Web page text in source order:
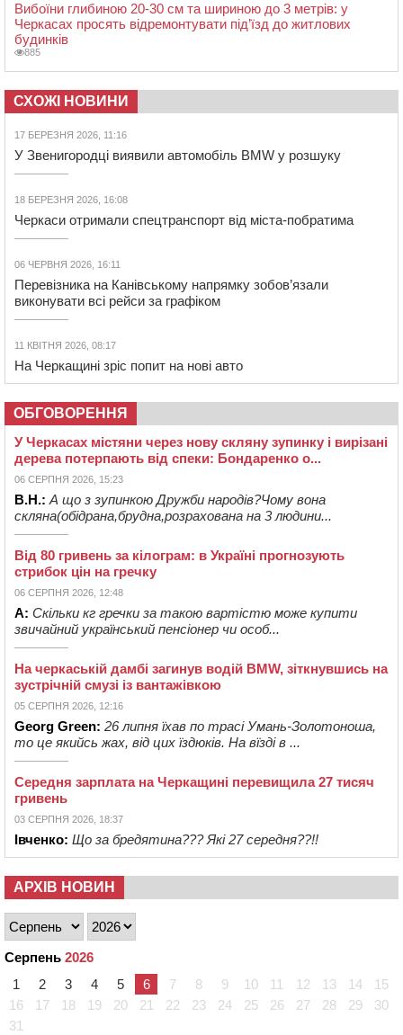
Вибоїни глибиною 20-30 см та шириною до 3 метрів: у
Черкасах просять відремонтувати під’їзд до житлових
будинків
885
СХОЖІ НОВИНИ
17 БЕРЕЗНЯ 2026, 11:16
У Звенигородці виявили автомобіль BMW у розшуку
18 БЕРЕЗНЯ 2026, 16:08
Черкаси отримали спецтранспорт від міста-побратима
06 ЧЕРВНЯ 2026, 16:11
Перевізника на Канівському напрямку зобов’язали
виконувати всі рейси за графіком
11 КВІТНЯ 2026, 08:17
На Черкащині зріс попит на нові авто
ОБГОВОРЕННЯ
У Черкасах містяни через нову скляну зупинку і вирізані
дерева потерпають від спеки: Бондаренко о...
06 СЕРПНЯ 2026, 15:23
В.Н.: А що з зупинкою Дружби народів?Чому вона
скляна(обідрана,брудна,розрахована на 3 людини...
Від 80 гривень за кілограм: в Україні прогнозують
стрибок цін на гречку
06 СЕРПНЯ 2026, 12:48
А: Скільки кг гречки за такою вартістю може купити
звичайний український пенсіонер чи особ...
На черкаській дамбі загинув водій BMW, зіткнувшись на
зустрічній смузі із вантажівкою
05 СЕРПНЯ 2026, 12:16
Georg Green: 26 липня їхав по трасі Умань-Золотоноша,
то це якийсь жах, від цих їздюків. На вїзді в ...
Середня зарплата на Черкащині перевищила 27 тисяч
гривень
03 СЕРПНЯ 2026, 18:37
Івченко: Що за бредятина??? Які 27 середня??!!
АРХІВ НОВИН
Серпень 2026
1
2 3 4 5 6 7 8 9 10 11 12 13 14
15
16
17 18 19 20 21 22 23 24 25 26 27 28 29
30
31